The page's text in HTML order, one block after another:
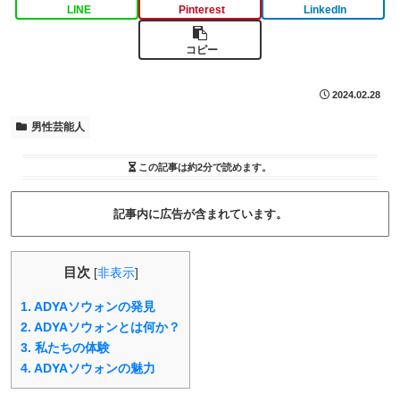
LINE Pinterest LinkedIn
コピー
2024.02.28
男性芸能人
この記事は約2分で読めます。
記事内に広告が含まれています。
目次 [非表示]
1. ADYAソウォンの発見
2. ADYAソウォンとは何か？
3. 私たちの体験
4. ADYAソウォンの魅力